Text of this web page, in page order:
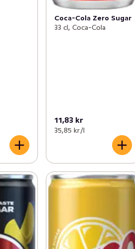
Coca-Cola Zero Sugar
33 cl, Coca-Cola
11,83 kr
35,85 kr /l